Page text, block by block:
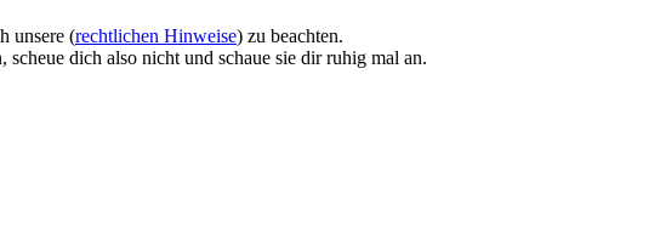
unsere (rechtlichen Hinweise) zu beachten.
dich also nicht und schaue sie dir ruhig mal an.